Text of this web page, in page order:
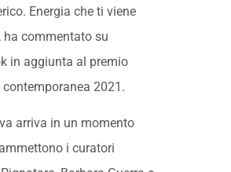
Energia che ti viene
ha commentato su
in aggiunta al premio
2021.
arriva in un momento
i curatori